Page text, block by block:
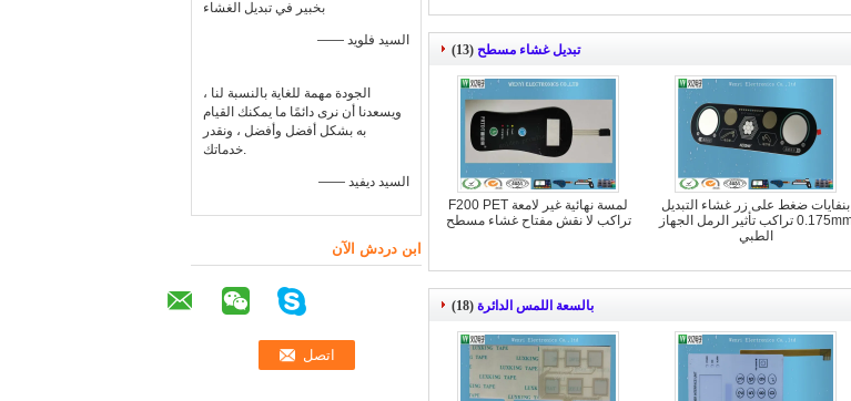
بخبير في تبديل الغشاء
—— السيد فلويد
الجودة مهمة للغاية بالنسبة لنا ،
ويسعدنا أن نرى دائمًا ما يمكنك القيام
به بشكل أفضل وأفضل ، ونقدر
خدماتك.
—— السيد ديفيد
ابن دردش الآن
تبديل غشاء مسطح (13)
لمسة نهائية غير لامعة F200 PET
تراكب لا نقش مفتاح غشاء مسطح
بنفايات ضغط على زر غشاء التبديل
0.175mm تراكب تأثير الرمل الجهاز
الطبي
بالسعة اللمس الدائرة (18)